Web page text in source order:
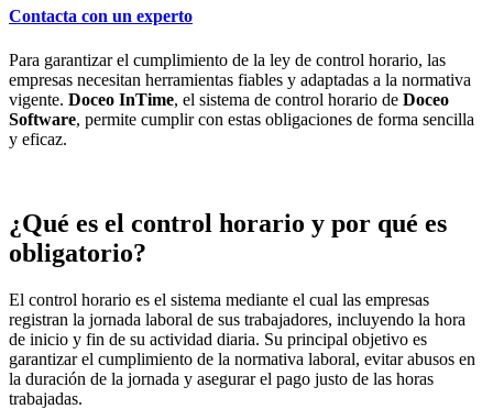
Contacta con un experto
Para garantizar el cumplimiento de la ley de control horario, las
empresas necesitan herramientas fiables y adaptadas a la normativa
vigente. Doceo InTime, el sistema de control horario de Doceo
Software, permite cumplir con estas obligaciones de forma sencilla
y eficaz.
¿Qué es el control horario y por qué es
obligatorio?
El control horario es el sistema mediante el cual las empresas
registran la jornada laboral de sus trabajadores, incluyendo la hora
de inicio y fin de su actividad diaria. Su principal objetivo es
garantizar el cumplimiento de la normativa laboral, evitar abusos en
la duración de la jornada y asegurar el pago justo de las horas
trabajadas.